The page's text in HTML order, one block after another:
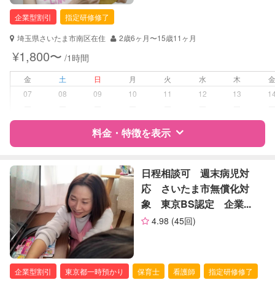
対応可能/特徴
送迎サポート
子育て経験
病児対応
障がい児対応 対応可否は個別に相談
レッスン スポーツレッスン
お子様の撮影
（定期特典）
対応不可
企業型割引
指定研修修了
埼玉県さいたま市南区在住
2歳6ヶ月〜15歳11ヶ月
¥1,800〜 /1時間
金 土 日 月 火 水 木
07
08 09 10 11 12 13
料金・特徴を表示
特徴 レビュー
サポートの特徴
資格
企業型割引対象(旧内閣府補助対象)
自治体届出済ベビーシッター
対応可能/特徴
送迎サポート
日程相談可 週末病児対
応 さいたま市無償化対
象 東京BS認定 企業...
4.98 (45回)
企業型割引 東京都一時預かり 保育士 看護師
指定研修修了